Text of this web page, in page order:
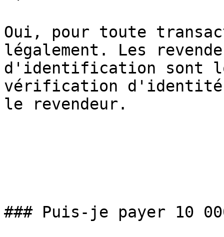
Oui, pour toute
légalement. Les
d'identification sont
vérification d'identité
le revendeur.
### Puis-je payer 10